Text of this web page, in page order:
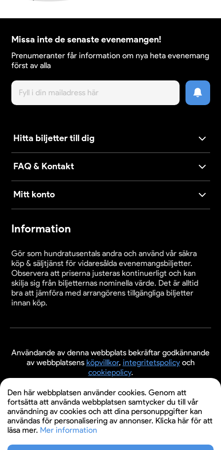
Missa inte de senaste evenemangen!
Prenumeranter får information om nya heta evenemang
först av alla
Hitta biljetter till dig
FAQ & Kontakt
Mitt konto
Information
Gör som hundratusentals andra och använd vår säkra
köp & säljtjänst för vidaresålda evenemangsbiljetter.
Observera att priserna justeras kontinuerligt och kan
skilja sig från biljetternas nominella värde. Det är alltid
bra att jämföra med arrangörens tillgängliga biljetter
innan köp.
Användande av denna webbplats bekräftar godkännande
av webbplatsens köpvillkor, integritetspolicyoch
cookiepolicy.
© 2026 Evenemangsbiljetter.se
Den här webbplatsen använder cookies. Genom att
fortsätta att använda webbplatsen samtycker du till vår
användning av cookies och att dina personuppgifter kan
användas för personalisering av annonser. Klicka här för att
läsa mer. Mer information